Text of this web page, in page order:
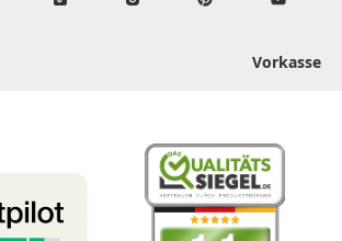
Vorkasse